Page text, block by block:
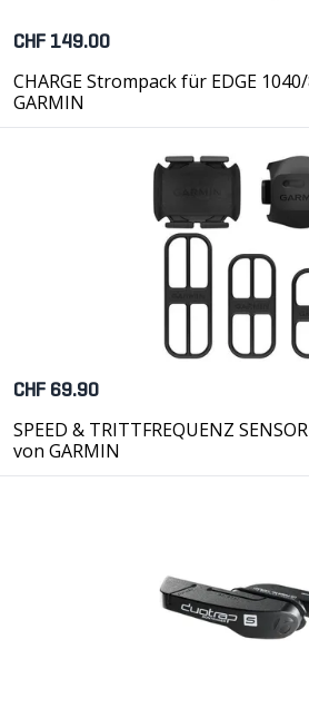
CHF 149.00
CHARGE Strompack für EDGE
GARMIN
CHF 69.90
SPEED & TRITTFREQUENZ
von GARMIN